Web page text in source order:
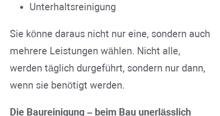
Unterhaltsreinigung
Sie könne daraus nicht nur eine, sondern auch
mehrere Leistungen wählen. Nicht alle,
werden täglich durgeführt, sondern nur dann,
wenn sie benötigt werden.
Die Baureinigung – beim Bau unerlässlich